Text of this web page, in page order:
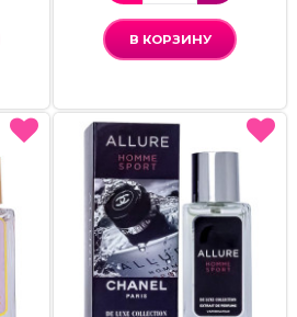
В КОРЗИНУ